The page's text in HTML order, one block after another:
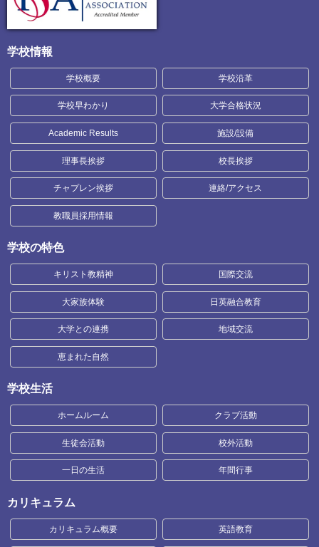
学校情報
学校概要 学校沿革
学校早わかり 大学合格状況
Academic Results 施設/設備
理事長挨拶 校長挨拶
チャプレン挨拶 連絡/アクセス
教職員採用情報
学校の特色
キリスト教精神 国際交流
大家族体験 日英融合教育
大学との連携 地域交流
恵まれた自然
学校生活
ホームルーム クラブ活動
生徒会活動 校外活動
一日の生活 年間行事
カリキュラム
カリキュラム概要 英語教育